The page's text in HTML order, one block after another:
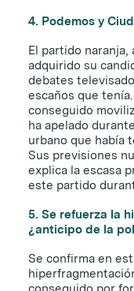
4. Podemos y
El partido
adquirido su
debates
escaños que
conseguido
ha apelado
urbano que había
Sus previsiones
explica la escasa
este partido
5. Se refuerza la
¿anticipo de la
Se confirma en